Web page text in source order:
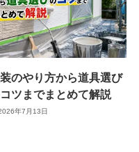
のやり方から道具選び
ツまでまとめて解説
年7月13日